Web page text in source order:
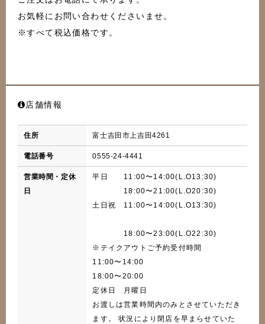
お気軽にお問い合わせくださいませ。
※すべて税込価格です。
店舗情報
住所 富士吉田市上吉田4261
電話番号 0555-24-4441
営業時間・定休
日
平日 11:00〜14:00(L.O13:30)
18:00〜21:00(L.O20:30)
土日祝 11:00〜14:00(L.O13:30)
18:00〜23:00(L.O22:30)
※テイクアウトご予約受付時間
11:00〜14:00
18:00〜20:00
定休日 月曜日
お渡しは営業時間内のみとさせていただき
ます。 状況により閉店を早まらせていた